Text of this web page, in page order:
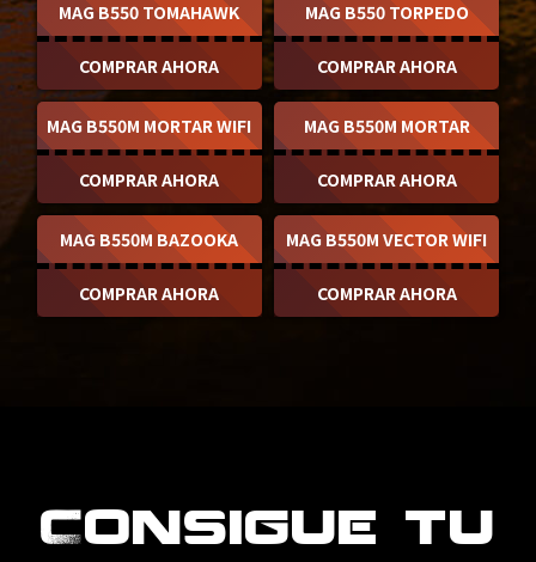
MAG B550 TOMAHAWK
COMPRAR AHORA
MAG B550 TORPEDO
COMPRAR AHORA
MAG B550M MORTAR WIFI
COMPRAR AHORA
MAG B550M MORTAR
COMPRAR AHORA
MAG B550M BAZOOKA
COMPRAR AHORA
MAG B550M VECTOR WIFI
COMPRAR AHORA
Consigue tu